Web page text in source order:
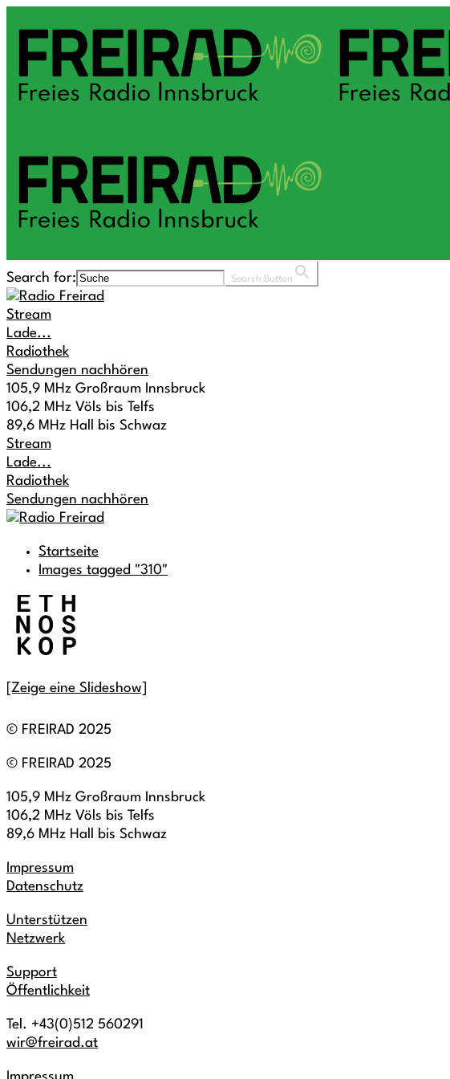
Search for: Search Button
Stream
Lade...
Radiothek
Sendungen nachhören
105,9 MHz Großraum Innsbruck
106,2 MHz Völs bis Telfs
89,6 MHz Hall bis Schwaz
Stream
Lade...
Radiothek
Sendungen nachhören
Startseite
Images tagged "310"
[Zeige eine Slideshow]
© FREIRAD 2025
© FREIRAD 2025
105,9 MHz Großraum Innsbruck
106,2 MHz Völs bis Telfs
89,6 MHz Hall bis Schwaz
Impressum
Datenschutz
Unterstützen
Netzwerk
Support
Öffentlichkeit
Tel. +43(0)512 560291
wir@freirad.at